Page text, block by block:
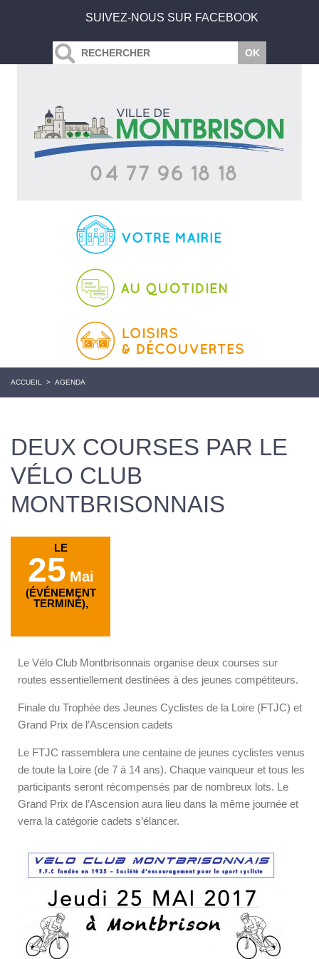
SUIVEZ-NOUS SUR FACEBOOK
ACCUEIL > AGENDA
DEUX COURSES PAR LE
VÉLO CLUB
MONTBRISONNAIS
LE
25 Mai
(ÉVÉNEMENT
TERMINÉ),
Le Vélo Club Montbrisonnais organise deux courses sur
routes essentiellement destinées à des jeunes compétiteurs.
Finale du Trophée des Jeunes Cyclistes de la Loire (FTJC) et
Grand Prix de l’Ascension cadets
Le FTJC rassemblera une centaine de jeunes cyclistes venus
de toute la Loire (de 7 à 14 ans). Chaque vainqueur et tous les
participants seront récompensés par de nombreux lots. Le
Grand Prix de l’Ascension aura lieu dans la même journée et
verra la catégorie cadets s’élancer.